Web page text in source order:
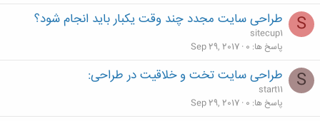
S طراحی سایت مجدد چند وقت یکبار باید انجام شود؟
sitecup1
پاسخ ها 0
Sep 29, 2017
S طراحی سایت تخت و خلاقیت در طراحی:
start11
پاسخ ها 0
Sep 29, 2017